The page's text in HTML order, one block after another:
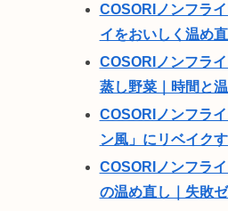
COSORIノンフラ
イをおいしく温め
COSORIノンフラ
蒸し野菜｜時間と
COSORIノンフラ
ン風」にリベイク
COSORIノンフラ
の温め直し｜失敗